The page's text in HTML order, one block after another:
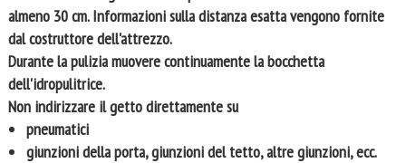
almeno 30 cm. Informazioni sulla distanza esatta vengono fornite
dal costruttore dell'attrezzo.
Durante la pulizia muovere continuamente la bocchetta
dell'idropulitrice.
Non indirizzare il getto direttamente su
pneumatici
giunzioni della porta, giunzioni del tetto, altre giunzioni, ecc.